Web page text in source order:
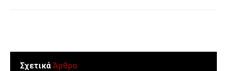
ΣχετικάΆρθρα